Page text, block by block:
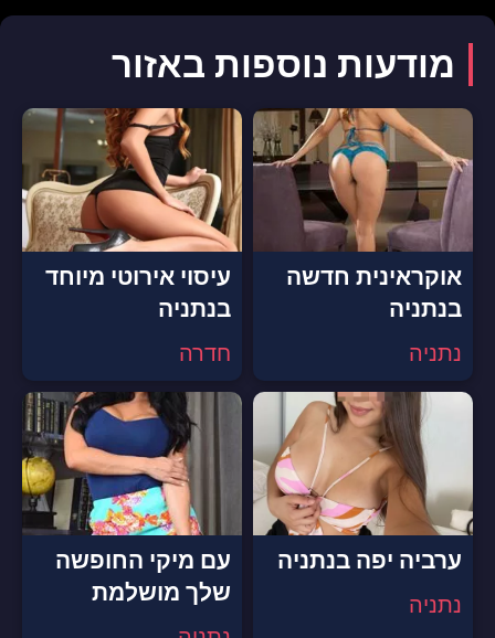
מודעות נוספות באזור
אוקראינית חדשה
בנתניה
נתניה
עיסוי אירוטי מיוחד
בנתניה
חדרה
ערביה יפה בנתניה
נתניה
עם מיקי החופשה
שלך מושלמת